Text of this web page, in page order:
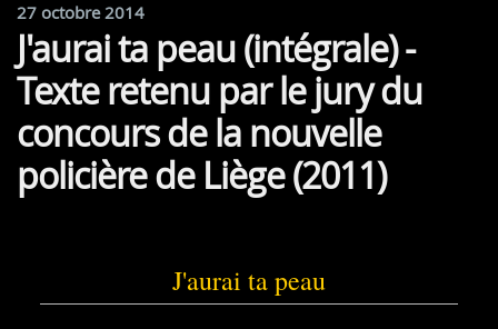
27 octobre 2014
J'aurai ta peau (intégrale) -
Texte retenu par le jury du
concours de la nouvelle
policière de Liège (2011)
J'aurai ta peau